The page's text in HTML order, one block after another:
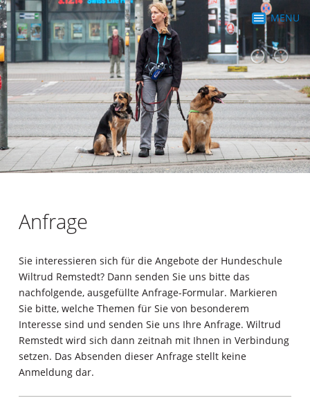
MENU
Anfrage
Sie interessieren sich für die Angebote der Hundeschule
Wiltrud Remstedt? Dann senden Sie uns bitte das
nachfolgende, ausgefüllte Anfrage-Formular. Markieren
Sie bitte, welche Themen für Sie von besonderem
Interesse sind und senden Sie uns Ihre Anfrage. Wiltrud
Remstedt wird sich dann zeitnah mit Ihnen in Verbindung
setzen. Das Absenden dieser Anfrage stellt keine
Anmeldung dar.